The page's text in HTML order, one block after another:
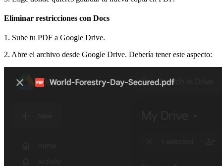
Eliminar restricciones con Docs
1. Sube tu PDF a Google Drive.
2. Abre el archivo desde Google Drive. Debería tener este aspecto: